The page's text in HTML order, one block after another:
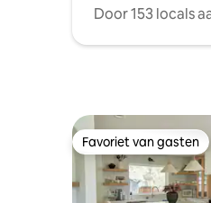
Door 153 locals
Favoriet van gasten
Favoriet van gasten